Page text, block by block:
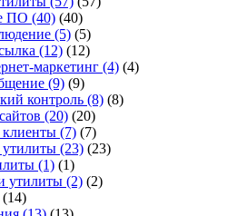
ПО (40) (40)
(5) (5)
(12) (12)
маркетинг (4) (4)
(9) (9)
контроль (8) (8)
(20) (20)
(7) (7)
(23) (23)
(1) (1)
утилиты (2) (2)
(14)